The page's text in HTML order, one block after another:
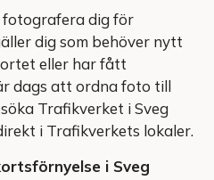
fotografera dig för
dig som behöver nytt
eller har fått
dags att ordna foto till
Trafikverket i Sveg
i Trafikverkets lokaler.
i Sveg